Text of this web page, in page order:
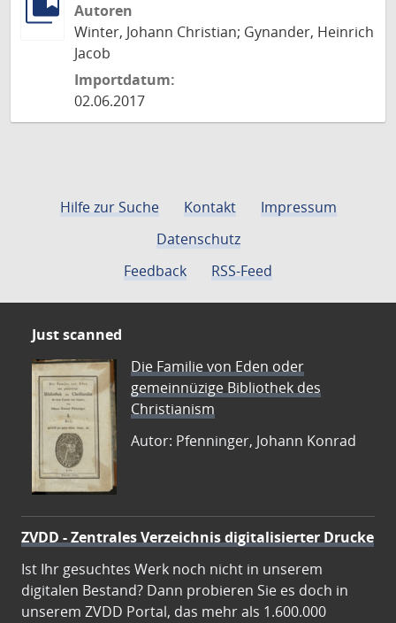
Autoren
Winter, Johann Christian; Gynander, Heinrich
Jacob
Importdatum:
02.06.2017
Hilfe zur Suche Kontakt
Impressum
Datenschutz
Feedback
RSS-Feed
Just scanned
Die Familie von Eden oder
gemeinnüzige Bibliothek des
Christianism
Autor: Pfenninger, Johann Konrad
ZVDD - Zentrales Verzeichnis digitalisierter Drucke
Ist Ihr gesuchtes Werk noch nicht in unserem
digitalen Bestand? Dann probieren Sie es doch in
unserem ZVDD Portal, das mehr als 1.600.000